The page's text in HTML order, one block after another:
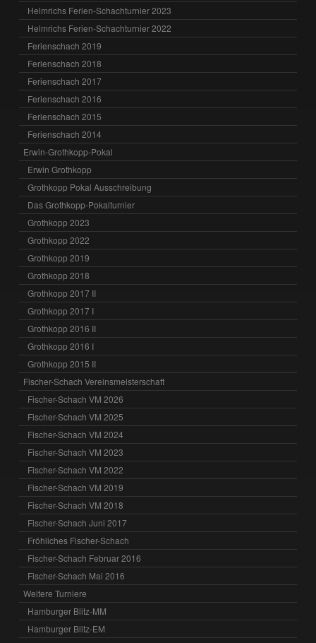
Helmrichs Ferien-Schachturnier 2023
Helmrichs Ferien-Schachturnier 2022
Ferienschach 2019
Ferienschach 2018
Ferienschach 2017
Ferienschach 2016
Ferienschach 2015
Ferienschach 2014
Erwin-Grothkopp-Pokal
Erwin Grothkopp
Grothkopp Pokal Ausschreibung
Das Grothkopp-Pokalturnier
Grothkopp 2023
Grothkopp 2022
Grothkopp 2019
Grothkopp 2018
Grothkopp 2017 II
Grothkopp 2017 I
Grothkopp 2016 II
Grothkopp 2016 I
Grothkopp 2015 II
Fischer-Schach Vereinsmeisterschaft
Fischer-Schach VM 2026
Fischer-Schach VM 2025
Fischer-Schach VM 2024
Fischer-Schach VM 2023
Fischer-Schach VM 2022
Fischer-Schach VM 2019
Fischer-Schach VM 2018
Fischer-Schach Juni 2017
Fröhliches Fischer-Schach
Fischer-Schach Februar 2016
Fischer-Schach Mai 2016
Weitere Turniere
Hamburger Blitz-MM
Hamburger Blitz-EM